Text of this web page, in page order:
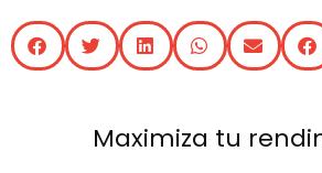
Maximiza tu